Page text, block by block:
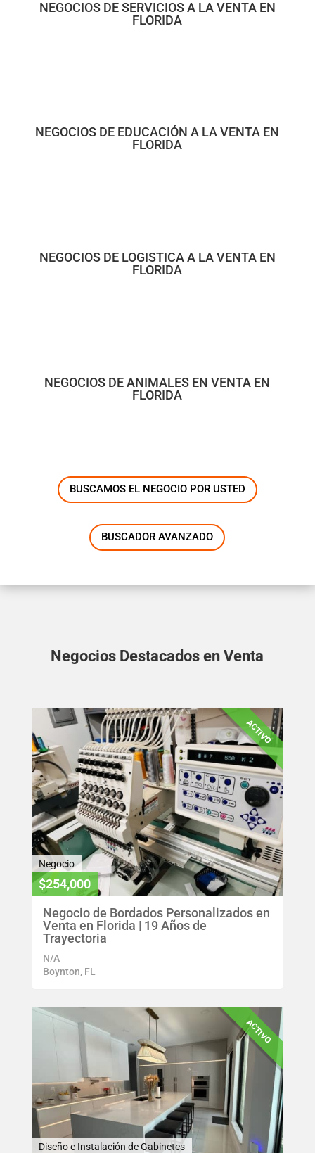
NEGOCIOS DE SERVICIOS A LA VENTA EN
FLORIDA
NEGOCIOS DE EDUCACIÓN A LA VENTA EN
FLORIDA
NEGOCIOS DE LOGISTICA A LA VENTA EN
FLORIDA
NEGOCIOS DE ANIMALES EN VENTA EN
FLORIDA
BUSCAMOS EL NEGOCIO POR USTED
BUSCADOR AVANZADO
Negocios Destacados en Venta
ACTIVO
Negocio
$254,000
Negocio de Bordados Personalizados en
Venta en Florida | 19 Años de
Trayectoria
N/A
Boynton, FL
ACTIVO
Diseño e Instalación de Gabinetes